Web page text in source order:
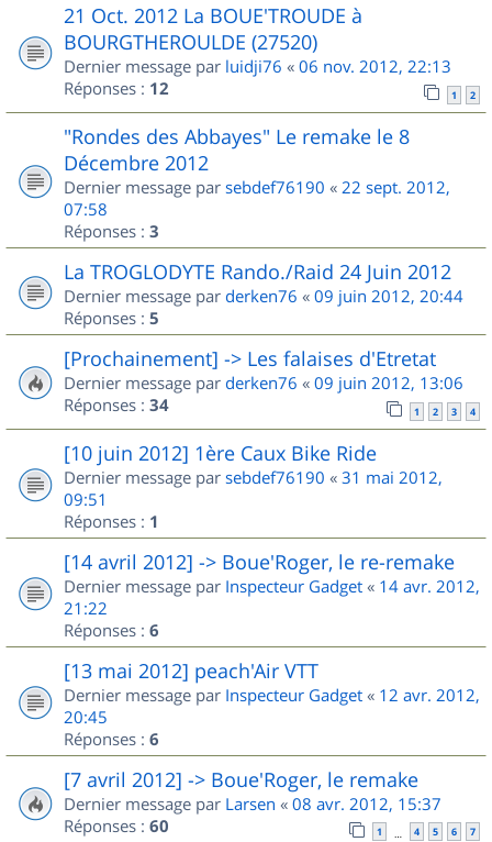
21 Oct. 2012 La BOUE'TROUDE à
BOURGTHEROULDE (27520)
Dernier message par luidji76 « 06 nov. 2012, 22:13
Réponses : 12 1 2
"Rondes des Abbayes" Le remake le 8
Décembre 2012
Dernier message par sebdef76190 « 22 sept. 2012,
07:58
Réponses : 3
La TROGLODYTE Rando./Raid 24 Juin 2012
Dernier message par derken76 « 09 juin 2012, 20:44
Réponses : 5
[Prochainement] -> Les falaises d'Etretat
Dernier message par derken76 « 09 juin 2012, 13:06
Réponses : 34 1 2 3 4
[10 juin 2012] 1ère Caux Bike Ride
Dernier message par sebdef76190 « 31 mai 2012,
09:51
Réponses : 1
[14 avril 2012] -> Boue'Roger, le re-remake
Dernier message par Inspecteur Gadget « 14 avr. 2012,
21:22
Réponses : 6
[13 mai 2012] peach'Air VTT
Dernier message par Inspecteur Gadget « 12 avr. 2012,
20:45
Réponses : 6
[7 avril 2012] -> Boue'Roger, le remake
Dernier message par Larsen « 08 avr. 2012, 15:37
Réponses : 60 1 … 4 5 6 7